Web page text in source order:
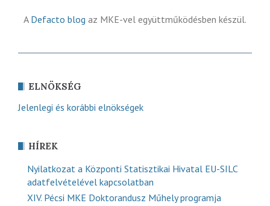
A Defacto blog az MKE-vel együttműködésben készül.
ELNÖKSÉG
Jelenlegi és korábbi elnökségek
HÍREK
Nyilatkozat a Központi Statisztikai Hivatal EU-SILC
adatfelvételével kapcsolatban
XIV. Pécsi MKE Doktorandusz Műhely programja